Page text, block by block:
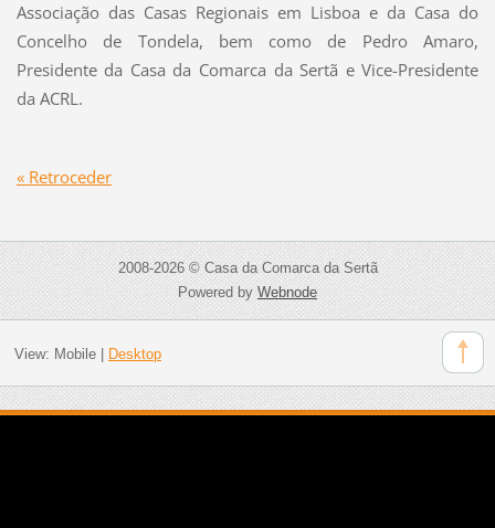
Associação das Casas Regionais em Lisboa e da Casa do
Concelho de Tondela, bem como de Pedro Amaro,
Presidente da Casa da Comarca da Sertã e Vice-Presidente
da ACRL.
« Retroceder
2008-2026 © Casa da Comarca da Sertã
Powered byWebnode
View: Mobile| Desktop